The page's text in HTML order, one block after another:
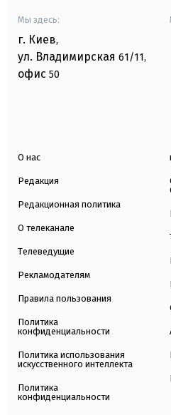
Мы здесь:
г. Киев,
ул. Владимирская 61/11,
офис 50
О нас
Редакция
Редакционная политика
О телеканале
Телеведущие
Рекламодателям
Правила пользования
Политика
конфиденциальности
Политика использования
искусственного интеллекта
Политика
конфиденциальности